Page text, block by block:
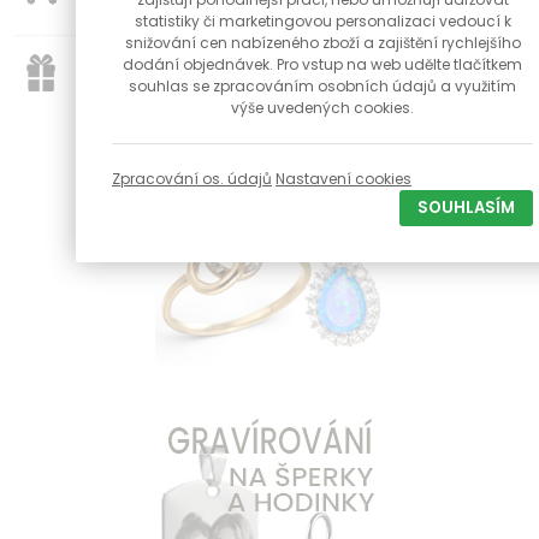
K objednávce nad 1000 Kč dárek zdarma
statistiky či marketingovou personalizaci vedoucí k
snižování cen nabízeného zboží a zajištění rychlejšího
dodání objednávek. Pro vstup na web udělte tlačítkem
souhlas se zpracováním osobních údajů a využitím
výše uvedených cookies.
Zpracování os. údajů Nastavení cookies
SOUHLASÍM